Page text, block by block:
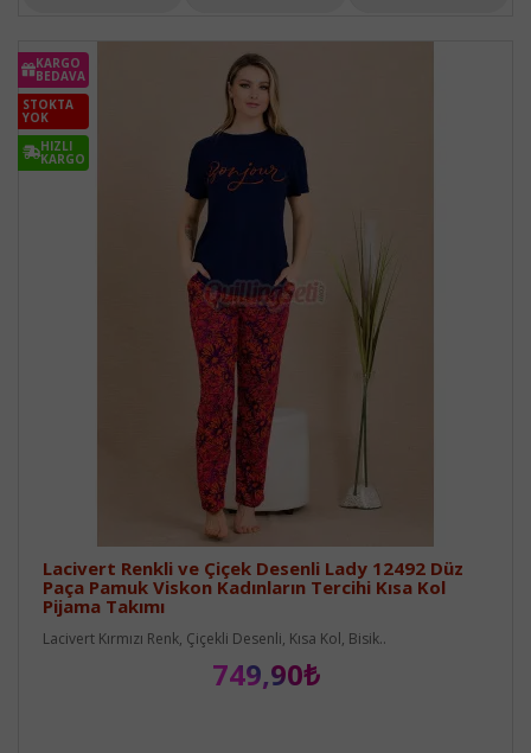
KARGO
BEDAVA
STOKTA
YOK
HIZLI
KARGO
Lacivert Renkli ve Çiçek Desenli Lady 12492 Düz
Paça Pamuk Viskon Kadınların Tercihi Kısa Kol
Pijama Takımı
Lacivert Kırmızı Renk, Çiçekli Desenli, Kısa Kol, Bisik..
749,90₺